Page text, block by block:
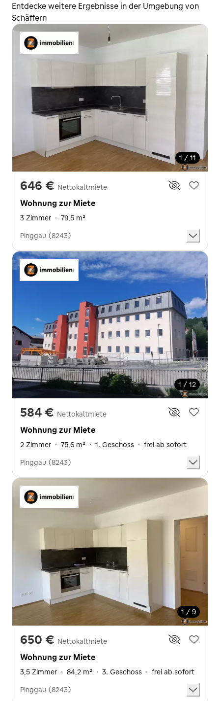
Entdecke weitere Ergebnisse in der Umgebung von
Schäffern
1 / 11
646 € Nettokaltmiete
Wohnung zur Miete
3 Zimmer · 79,5 m²
Pinggau (8243)
1 / 12
584 € Nettokaltmiete
Wohnung zur Miete
2 Zimmer · 75,6 m² · 1. Geschoss · frei ab sofort
Pinggau (8243)
1 / 9
650 € Nettokaltmiete
Wohnung zur Miete
3,5 Zimmer · 84,2 m² · 3. Geschoss · frei ab sofort
Pinggau (8243)